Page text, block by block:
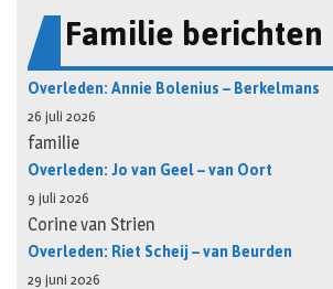
Familie berichten
Overleden: Annie Bolenius – Berkelmans
26 juli 2026
familie
Overleden: Jo van Geel – van Oort
9 juli 2026
Corine van Strien
Overleden: Riet Scheij – van Beurden
29 juni 2026